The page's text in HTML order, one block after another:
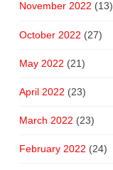
November 2022 (13)
October 2022 (27)
May 2022 (21)
April 2022 (23)
March 2022 (23)
February 2022 (24)